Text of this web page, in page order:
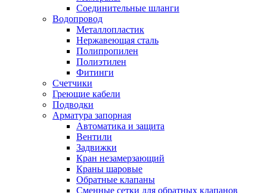
Соединительные шланги
Водопровод
Металлопластик
Нержавеющая сталь
Полипропилен
Полиэтилен
Фитинги
Счетчики
Греющие кабели
Подводки
Арматура запорная
Автоматика и защита
Вентили
Задвижки
Кран незамерзающий
Краны шаровые
Обратные клапаны
Сменные сетки для обратных клапанов